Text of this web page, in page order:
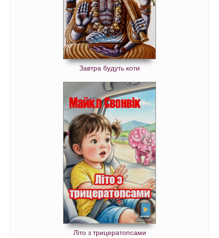
Завтра будуть коти
Літо з трицератопсами